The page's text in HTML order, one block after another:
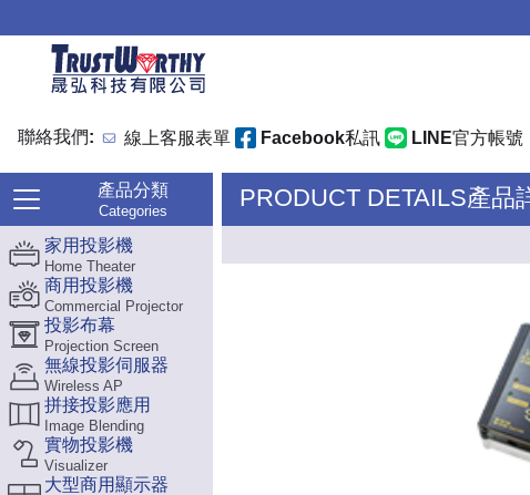
聯絡我們: 線上客服表單 Facebook私訊 LINE官方帳號
產品分類
Categories
家用投影機
Home Theater
商用投影機
Commercial Projector
投影布幕
Projection Screen
無線投影伺服器
Wireless AP
拼接投影應用
Image Blending
實物投影機
Visualizer
大型商用顯示器
PRODUCT DETAILS產品